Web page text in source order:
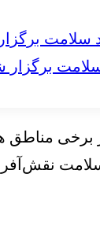
برگزار
برخی